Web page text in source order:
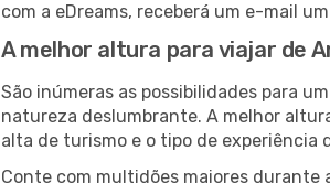
com a eDreams, receberá um e-mail
A melhor altura para viajar de
São inúmeras as possibilidades para
natureza deslumbrante. A melhor
alta de turismo e o tipo de experiência
Conte com multidões maiores